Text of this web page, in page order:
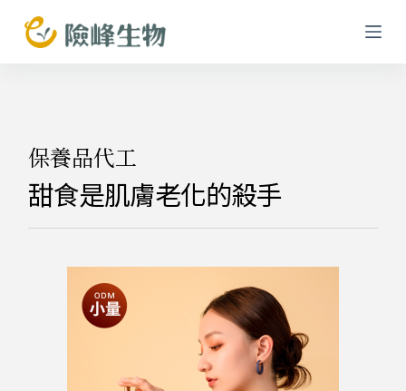
跳
至
保養品代工
甜食是肌膚老化的殺手